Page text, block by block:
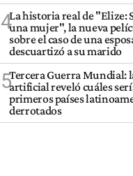
4La historia real de "Elize:
una mujer", la nueva
sobre el caso de una
descuartizó a su marido
5Tercera Guerra Mundial:
artificial reveló cuáles
primeros países
derrotados